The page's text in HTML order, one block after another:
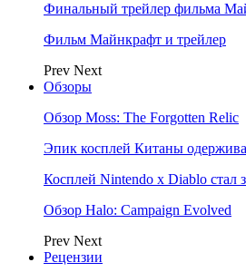
Финальный трейлер фильма
Фильм Майнкрафт и трейлер
Prev Next
Обзоры
Обзор Moss: The Forgotten Relic
Эпик косплей Китаны
Косплей Nintendo x Diablo стал
Обзор Halo: Campaign Evolved
Prev Next
Рецензии